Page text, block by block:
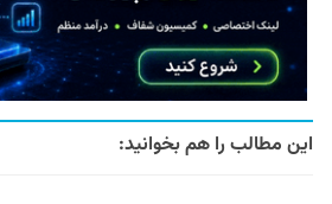
این مطالب را هم بخوانید: